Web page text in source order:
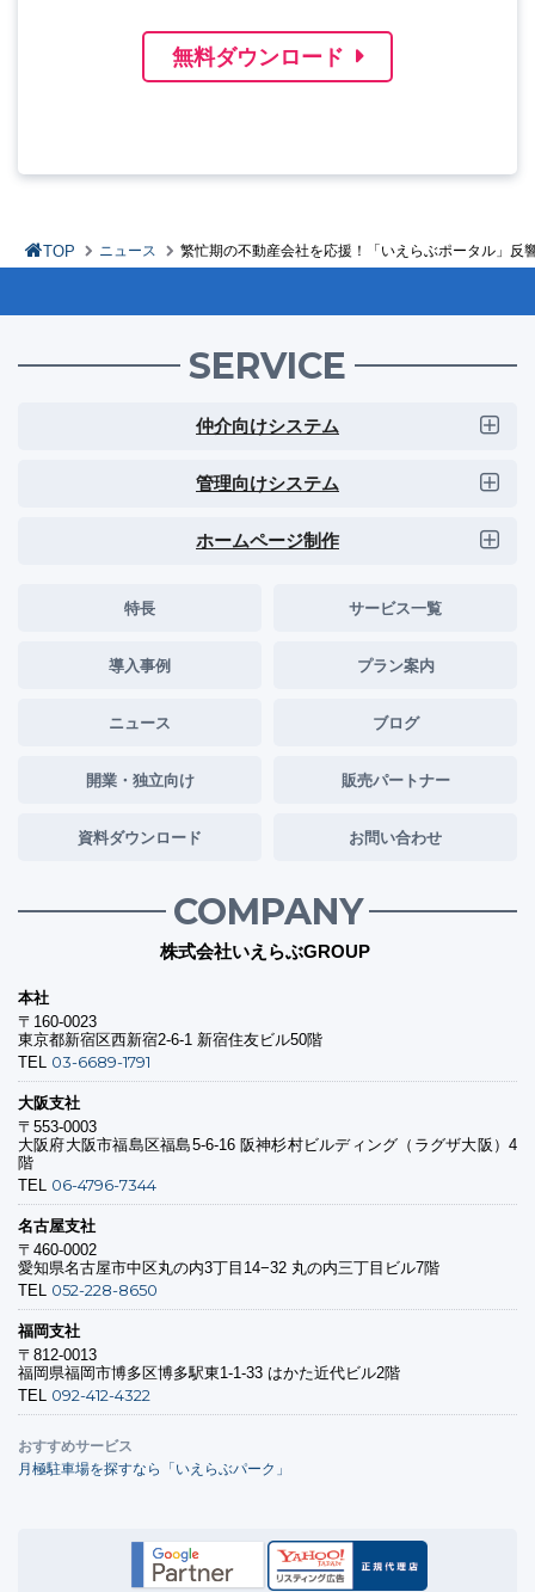
無料ダウンロード
TOP ニュース 繁忙期の不動産会社を応援！「いえらぶポータル」反
SERVICE
仲介向けシステム
管理向けシステム
ホームページ制作
特長 サービス一覧
導入事例 プラン案内
ニュース ブログ
開業・独立向け 販売パートナー
資料ダウンロード お問い合わせ
COMPANY
株式会社いえらぶGROUP
本社
〒160-0023
東京都新宿区西新宿2-6-1 新宿住友ビル50階
TEL 03-6689-1791
大阪支社
〒553-0003
大阪府大阪市福島区福島5-6-16 阪神杉村ビルディング（ラグザ大阪）4
階
TEL 06-4796-7344
名古屋支社
〒460-0002
愛知県名古屋市中区丸の内3丁目14−32 丸の内三丁目ビル7階
TEL 052-228-8650
福岡支社
〒812-0013
福岡県福岡市博多区博多駅東1-1-33 はかた近代ビル2階
TEL 092-412-4322
おすすめサービス
月極駐車場を探すなら「いえらぶパーク」